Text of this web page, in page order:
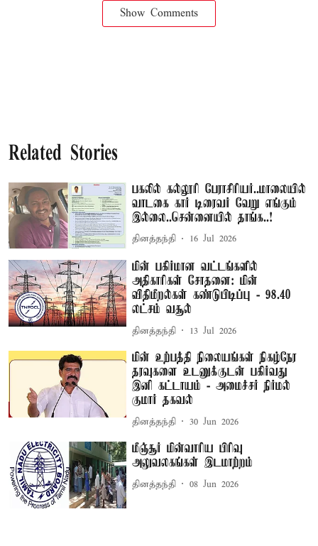
Show Comments
Related Stories
பகலில் கல்லூரி பேராசிரியர்..மாலையில்
வாடகை கார் டிரைவர் வேறு எங்கும்
இல்லை..சென்னையில் தாங்க..!
தினத்தந்தி 16 Jul 2026
மின் பகிர்மான வட்டங்களில்
அதிகாரிகள் சோதனை: மின்
விதிமீறல்கள் கண்டுபிடிப்பு - 98.40
லட்சம் வசூல்
தினத்தந்தி 13 Jul 2026
மின் உற்பத்தி நிலையங்கள் நிகழ்நேர
தரவுகளை உடனுக்குடன் பகிர்வது
இனி கட்டாயம் - அமைச்சர் நிர்மல்
குமார் தகவல்
தினத்தந்தி 30 Jun 2026
மீஞ்சூர் மின்வாரிய பிரிவு
அலுவலகங்கள் இடமாற்றம்
தினத்தந்தி 08 Jun 2026